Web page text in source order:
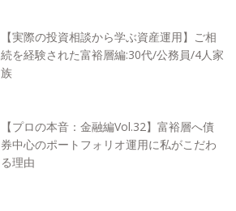
【実際の投資相談から学ぶ資産運用】ご相
続を経験された富裕層編:30代/公務員/4人家
族
【プロの本音：金融編Vol.32】富裕層へ債
券中心のポートフォリオ運用に私がこだわ
る理由